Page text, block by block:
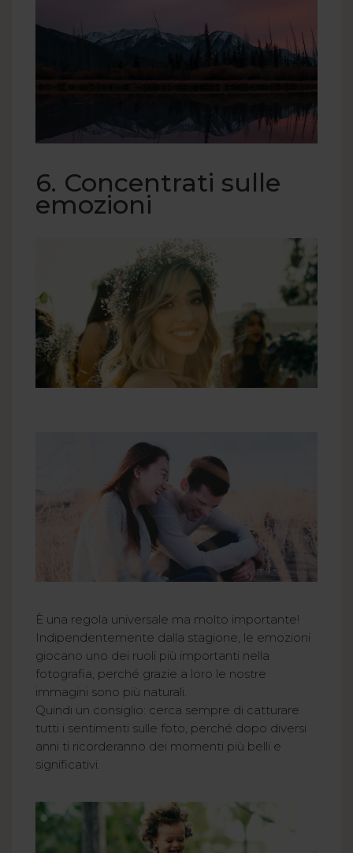
6. Concentrati sulle
emozioni
È una regola universale ma molto importante!
Indipendentemente dalla stagione, le emozioni
giocano uno dei ruoli più importanti nella
fotografia, perché grazie a loro le nostre
immagini sono più naturali.
Quindi un consiglio: cerca sempre di catturare
tutti i sentimenti sulle foto, perché dopo diversi
anni ti ricorderanno dei momenti più belli e
significativi.